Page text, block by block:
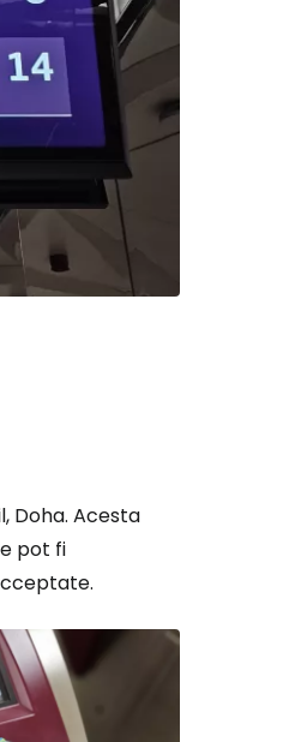
Doha. Acesta
pot fi